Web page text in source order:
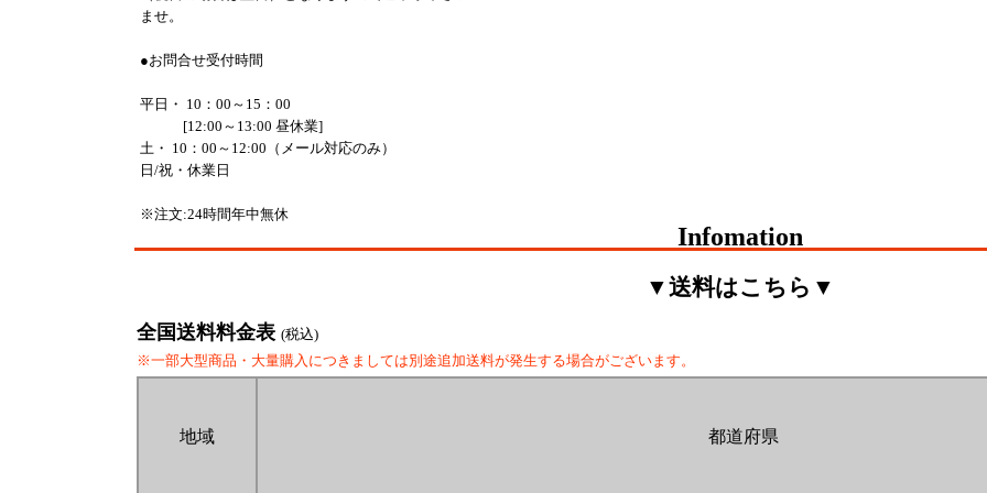
ませ。
●お問合せ受付時間
平日・ 10：00～15：00
[12:00～13:00 昼休業]
土・ 10：00～12:00（メール対応のみ）
日/祝・休業日
※注文:24時間年中無休
Infomation
▼送料はこちら▼
全国送料料金表 (税込)
※一部大型商品・大量購入につきましては別途追加送料が発生する場合がございます。
地域 都道府県